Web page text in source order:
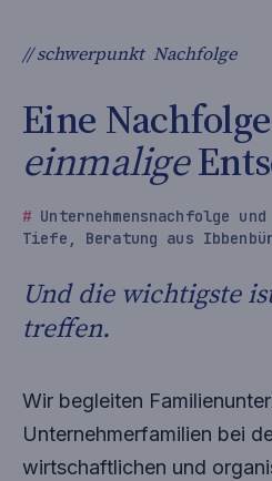
// schwerpunktNachfolge
Eine
einmalige
Unternehmensnachfolge
Tiefe, Beratung aus
Und die wichtigste
treffen.
Wir begleiten
Unternehmer­familien bei
wirtschaftlichen und